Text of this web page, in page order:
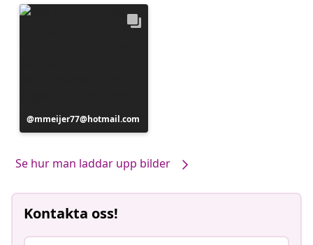
Inlägg
publicerat
mmeijer77@hotmail.com
Se hur man laddar upp bilder
Kontakta oss!